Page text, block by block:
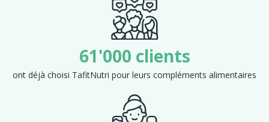
61'000 clients
ont déjà choisi TafitNutri pour leurs compléments alimentaires